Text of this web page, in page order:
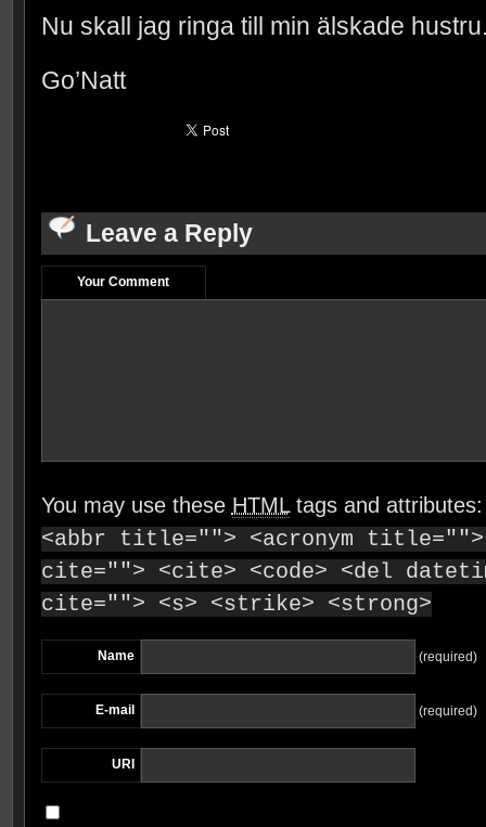
Nu skall jag ringa till min älskade
Go’Natt
Leave a Reply
Your Comment
You may use these HTMLtags and
<abbr title=""> <acronym title="">
cite=""> <cite> <code> <del
cite=""> <s> <strike> <strong>
Name (required)
E-mail (required)
URI